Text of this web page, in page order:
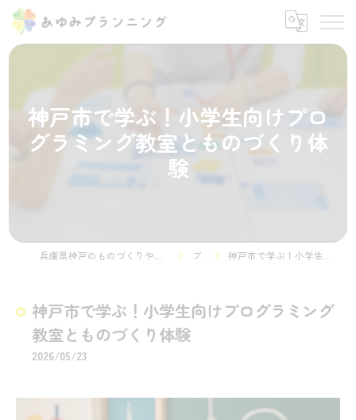
神戸市で学ぶ！小学生向けプロ
グラミング教室とものづくり体
験
兵庫県神戸のものづくりやプログラミング教室ならSTEMON 神戸諏訪山校 ブログ 神戸市で学ぶ！小学生向けプログラミング教室とものづくり体験
神戸市で学ぶ！小学生向けプログラミング
教室とものづくり体験
2026/05/23